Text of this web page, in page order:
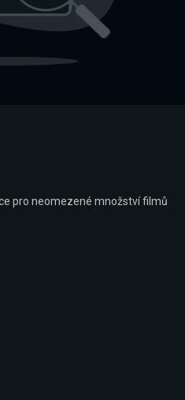
pro neomezené množství filmů